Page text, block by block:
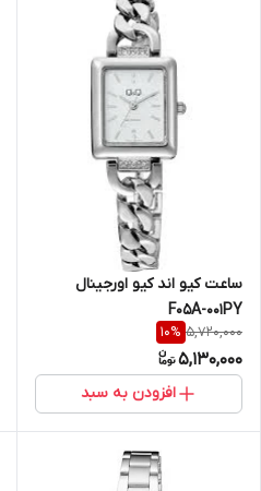
ساعت کیو اند کیو اورجینال
F05A-001PY
5,720,000
10%
5,130,000
افزودن به سبد